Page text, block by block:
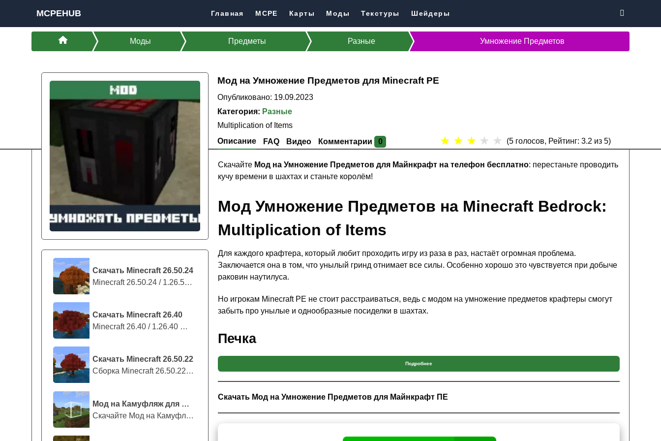
MCPEHUB Главная MCPE Карты Моды Текстуры Шейдеры
Моды Предметы Разные Умножение Предметов
Мод на Умножение Предметов для Minecraft PE
Опубликовано: 19.09.2023
Категория: Разные
Multiplication of Items
Описание
FAQ Видео Комментарии 0 ★ ★ ★ ★ ★ (5голосов, Рейтинг: 3.2 из 5)
Скачать Minecraft 26.50.24
Minecraft 26.50.24 / 1.26.50.24 предс...
Скачать Minecraft 26.40
Minecraft 26.40 / 1.26.40 — стабильны...
Скачать Minecraft 26.50.22
Сборка Minecraft 26.50.22 / 1.26.50.2...
Мод на Камуфляж для Майнкрафт ПЕ
Скачайте Мод на Камуфляж на Майнкрафт...
Скачайте Мод на Умножение Предметов для Майнкрафт на телефон бесплатно: перестаньте проводить
кучу времени в шахтах и станьте королём!
Мод Умножение Предметов на Minecraft Bedrock:
Multiplication of Items
Для каждого крафтера, который любит проходить игру из раза в раз, настаёт огромная проблема.
Заключается она в том, что унылый гринд отнимает все силы. Особенно хорошо это чувствуется при добыче
раковин наутилуса.
Но игрокам Minecraft PE не стоит расстраиваться, ведь с модом на умножение предметов крафтеры смогут
забыть про унылые и однообразные посиделки в шахтах.
Печка
Данный айтем существует со времён самой ранней версии Майнкрафт ПЕ. Он занимает огромную кучу
временных процессов игрока. Печка нужна как в начале, так и на этапе эндгейма, ведь если брать даже
условную еду.
Подробнее
Скачать Мод на Умножение Предметов для Майнкрафт ПЕ